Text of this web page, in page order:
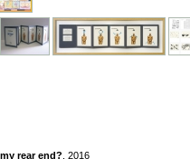
rear end? , 2016